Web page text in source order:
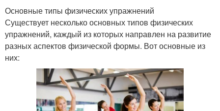
Основные типы физических упражнений
Существует несколько основных типов физических
упражнений, каждый из которых направлен на развитие
разных аспектов физической формы. Вот основные из
них: